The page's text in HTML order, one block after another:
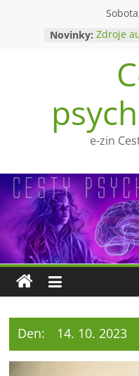
Novinky: Zdroje
Upíři a
Ohnivý
Zlatý
e-zin
Den: 14. 10. 2023